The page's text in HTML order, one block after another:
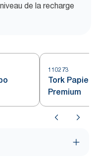
de la recharge
110273
Tork Papier
Premium